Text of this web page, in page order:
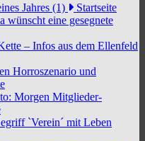
Jahres (1)
Startseite
wünscht eine gesegnete
– Infos aus dem Ellenfeld
Horroszenario und
Morgen Mitglieder-
`Verein´ mit Leben